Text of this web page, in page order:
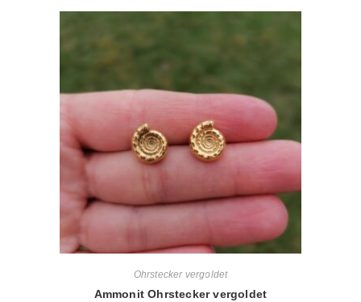
Ohrstecker vergoldet
Ammonit Ohrstecker vergoldet